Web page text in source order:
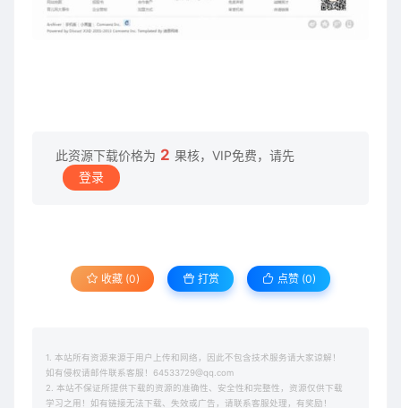
此资源下载价格为 2 果核，VIP免费，请先
登录
收藏 (0) 打赏 点赞 (0)
1. 本站所有资源来源于用户上传和网络，因此不包含技术服务请大家谅解！
如有侵权请邮件联系客服！64533729@qq.com
2. 本站不保证所提供下载的资源的准确性、安全性和完整性，资源仅供下载
学习之用！如有链接无法下载、失效或广告，请联系客服处理，有奖励！